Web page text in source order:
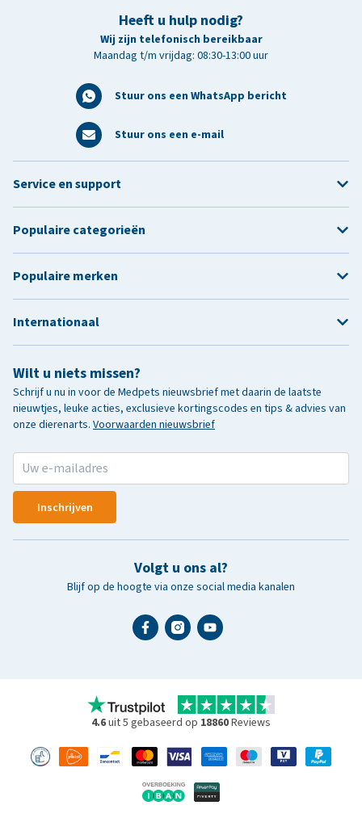
Heeft u hulp nodig?
Wij zijn telefonisch bereikbaar
Maandag t/m vrijdag: 08:30-13:00 uur
Stuur ons een WhatsApp bericht
Stuur ons een e-mail
Wilt u niets missen?
Schrijf u nu in voor de Medpets nieuwsbrief met daarin de laatste
nieuwtjes, leuke acties, exclusieve kortingscodes en tips & advies van
onze dierenarts. Voorwaarden nieuwsbrief
Inschrijven
Volgt u ons al?
Blijf op de hoogte via onze social media kanalen
Service en support
Populaire categorieën
Populaire merken
Internationaal
4.6uit 5 gebaseerd op 18860Reviews